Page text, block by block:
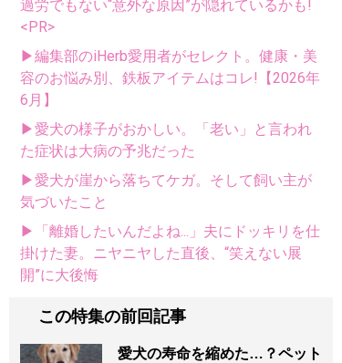
過労でもない“意外な原因”が隠れているかも!
<PR>
▶編集部のiHerb愛用者がセレクト。健康・美
容のお悩み別、鉄板アイテムはコレ!【2026年
6月】
▶愛犬の様子がおかしい。「老い」と言われ
た症状は大病の予兆だった
▶愛犬が崖から落ちてケガ。そして飼い主が
気づいたこと
▶「離婚したいんだよね...」夫にドッキリを仕
掛けた妻。ニヤニヤした直後、“笑えない展
開”に大後悔
この特集の前回記事
愛犬の寿命を縮めた…？ペット